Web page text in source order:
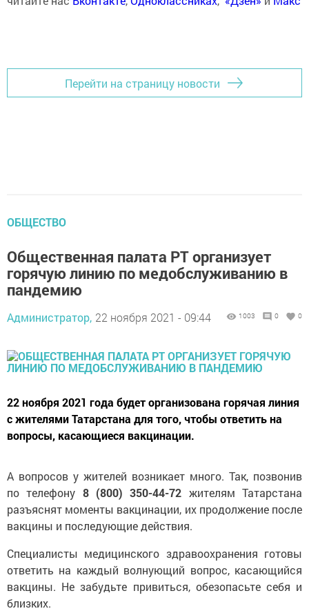
Перейти на страницу новости
ОБЩЕСТВО
Общественная палата РТ организует
горячую линию по медобслуживанию в
пандемию
Администратор, 22 ноября 2021 - 09:44 1003 0 0
22 ноября 2021 года будет организована горячая линия
с жителями Татарстана для того, чтобы ответить на
вопросы, касающиеся вакцинации.
А вопросов у жителей возникает много. Так, позвонив
по телефону 8 (800) 350-44-72 жителям Татарстана
разъяснят моменты вакцинации, их продолжение после
вакцины и последующие действия.
Специалисты медицинского здравоохранения готовы
ответить на каждый волнующий вопрос, касающийся
вакцины. Не забудьте привиться, обезопасьте себя и
близких.